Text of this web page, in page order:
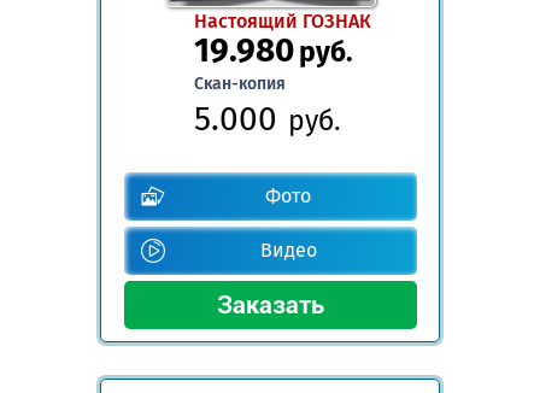
Настоящий ГОЗНАК
19.980руб.
Скан-копия
5.000 руб.
Фото
Видео